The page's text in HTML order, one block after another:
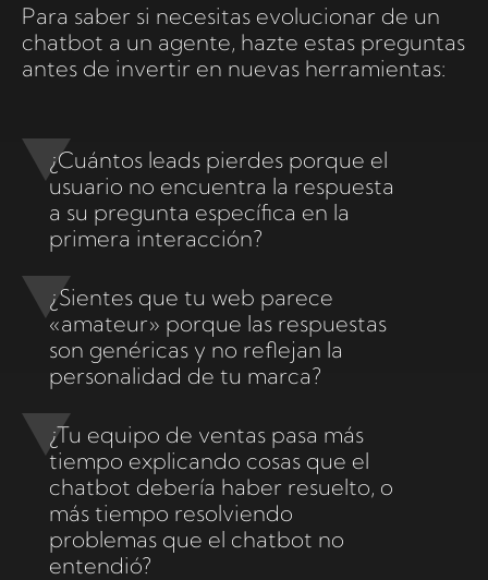
Para saber si necesitas evolucionar de un
chatbot a un agente, hazte estas preguntas
antes de invertir en nuevas herramientas:
¿Cuántos leads pierdes porque el
usuario no encuentra la respuesta
a su pregunta específica en la
primera interacción?
¿Sientes que tu web parece
«amateur» porque las respuestas
son genéricas y no reflejan la
personalidad de tu marca?
¿Tu equipo de ventas pasa más
tiempo explicando cosas que el
chatbot debería haber resuelto, o
más tiempo resolviendo
problemas que el chatbot no
entendió?